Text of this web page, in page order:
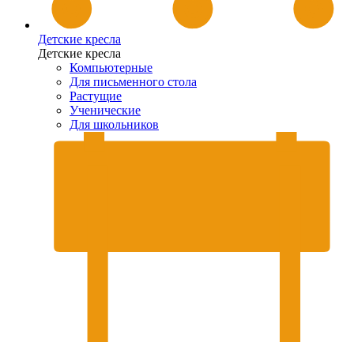
Детские кресла
Детские кресла
Компьютерные
Для письменного стола
Растущие
Ученические
Для школьников